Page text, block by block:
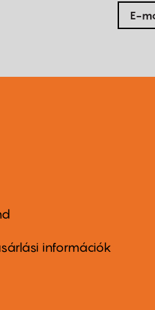
információk